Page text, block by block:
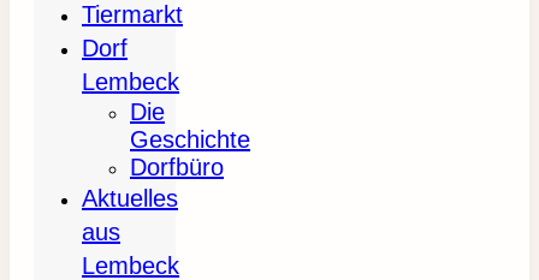
Tiermarkt
Dorf
Lembeck
Die
Geschichte
Dorfbüro
Aktuelles
aus
Lembeck